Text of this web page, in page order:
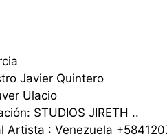
Javier Quintero
Ulacio
STUDIOS JIRETH ..
Artista : Venezuela